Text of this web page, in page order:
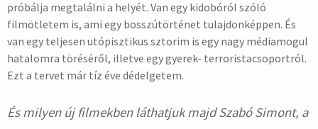
próbálja megtalálni a helyét. Van egy kidobóról szóló
filmötletem is, ami egy bosszútörténet tulajdonképpen. És
van egy teljesen utópisztikus sztorim is egy nagy médiamogul
hatalomra töréséről, illetve egy gyerek- terroristacsoportról.
Ezt a tervet már tíz éve dédelgetem.
És milyen új filmekben láthatjuk majd Szabó Simont, a